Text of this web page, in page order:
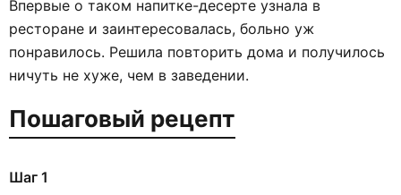
Впервые о таком напитке-десерте узнала в
ресторане и заинтересовалась, больно уж
понравилось. Решила повторить дома и получилось
ничуть не хуже, чем в заведении.
Пошаговый рецепт
Шаг 1